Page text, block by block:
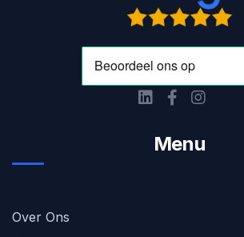
Menu
Over Ons